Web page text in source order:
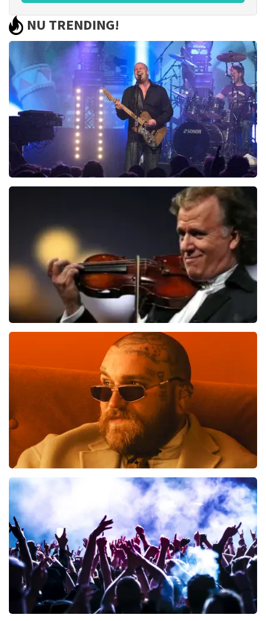
NU TRENDING!
BESTEL NU
laatste 30 minuten
BESTEL NU
Teddy Swims
BESTEL NU